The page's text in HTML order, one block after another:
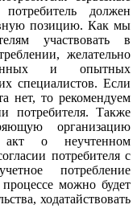
должен
позицию. Как мы
участвовать в
желательно
и опытных
специалистов. Если
нет, то рекомендуем
потребителя. Также
организацию
акт о неучтенном
потребителя с
потребление
можно будет
ходатайствовать